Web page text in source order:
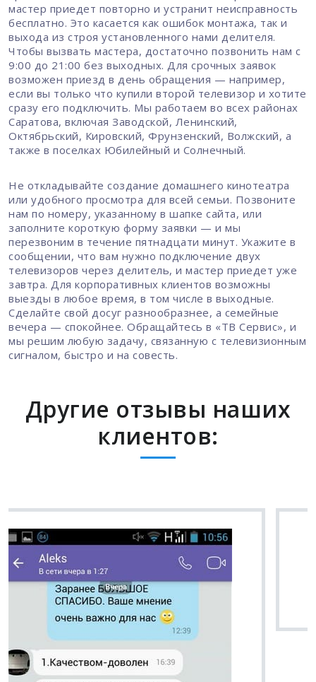
мастер приедет повторно и устранит неисправность
бесплатно. Это касается как ошибок монтажа, так и
выхода из строя установленного нами делителя.
Чтобы вызвать мастера, достаточно позвонить нам с
9:00 до 21:00 без выходных. Для срочных заявок
возможен приезд в день обращения — например,
если вы только что купили второй телевизор и хотите
сразу его подключить. Мы работаем во всех районах
Саратова, включая Заводской, Ленинский,
Октябрьский, Кировский, Фрунзенский, Волжский, а
также в поселках Юбилейный и Солнечный.
Не откладывайте создание домашнего кинотеатра
или удобного просмотра для всей семьи. Позвоните
нам по номеру, указанному в шапке сайта, или
заполните короткую форму заявки — и мы
перезвоним в течение пятнадцати минут. Укажите в
сообщении, что вам нужно подключение двух
телевизоров через делитель, и мастер приедет уже
завтра. Для корпоративных клиентов возможны
выезды в любое время, в том числе в выходные.
Сделайте свой досуг разнообразнее, а семейные
вечера — спокойнее. Обращайтесь в «ТВ Сервис», и
мы решим любую задачу, связанную с телевизионным
сигналом, быстро и на совесть.
Другие отзывы наших
клиентов:
Вячеслав